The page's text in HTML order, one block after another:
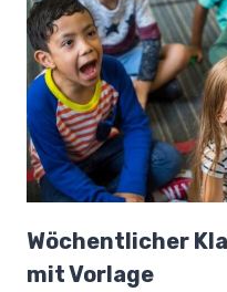
Wöchentlicher
mit Vorlage